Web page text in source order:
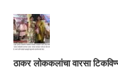
ठाकर लोककलांचा वारसा